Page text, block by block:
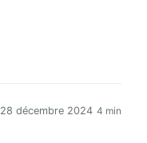
28 décembre 2024 4 min